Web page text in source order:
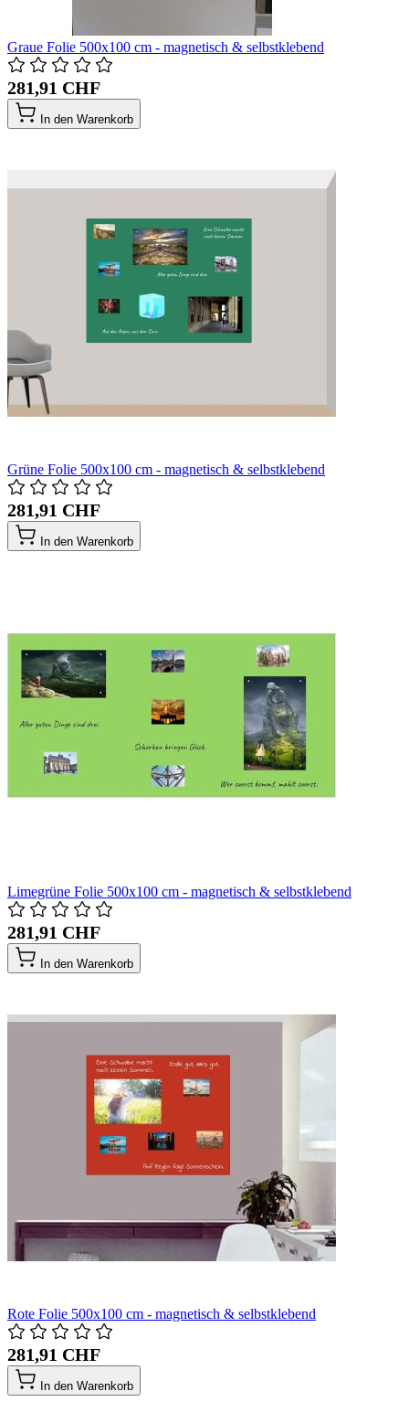
Graue Folie 500x100 cm - magnetisch & selbstklebend
281,91 CHF
In den Warenkorb
Grüne Folie 500x100 cm - magnetisch & selbstklebend
281,91 CHF
In den Warenkorb
Limegrüne Folie 500x100 cm - magnetisch & selbstklebend
281,91 CHF
In den Warenkorb
Rote Folie 500x100 cm - magnetisch & selbstklebend
281,91 CHF
In den Warenkorb